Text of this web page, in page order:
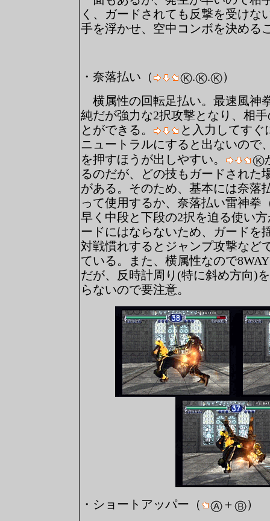
く、ガードされても反撃を受けな
手を浮かせ、空中コンボを決める
・奈落払い（ . .
）
横属性の回転足払い。最速風神
純だが強力な2択攻撃となり、相
とができる。
と入力してすぐ
ニュートラルにすると出ないので
を押すほうが出しやすい。
るのだが、どの技もガードされた
がある。そのため、基本には奈落
って使用するか、奈落払い雷神拳
早く中段と下段の2択を迫る使い
ードにはならないため、ガードを
対戦慣れするとジャンプ攻撃など
ている。また、横属性なので
だが、反時計周り(特に斜め方向)
らないので要注意。
・ショートアッパー（ ＋
）